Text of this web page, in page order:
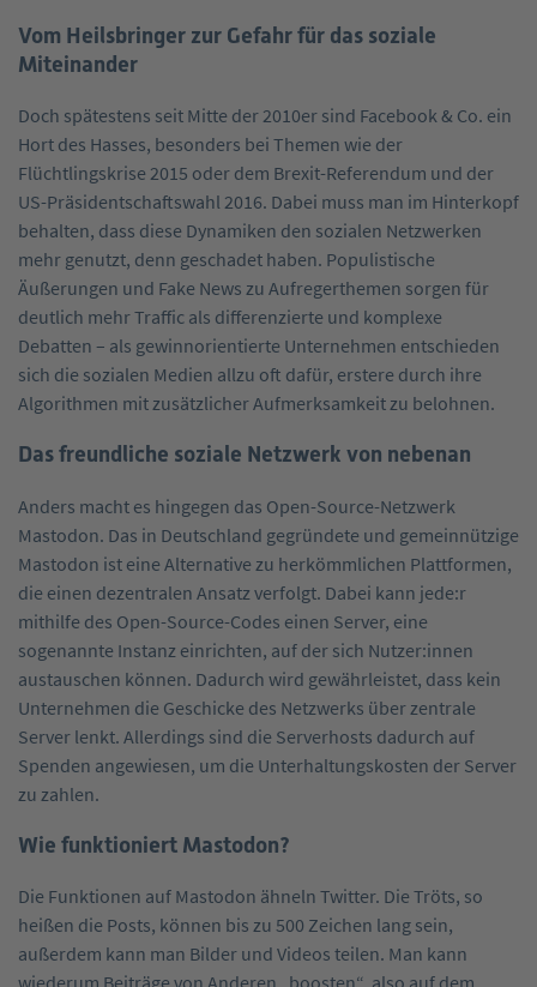
Vom Heilsbringer zur Gefahr für das soziale
Miteinander
Doch spätestens seit Mitte der 2010er sind Facebook & Co. ein
Hort des Hasses, besonders bei Themen wie der
Flüchtlingskrise 2015 oder dem Brexit-Referendum und der
US-Präsidentschaftswahl 2016. Dabei muss man im Hinterkopf
behalten, dass diese Dynamiken den sozialen Netzwerken
mehr genutzt, denn geschadet haben. Populistische
Äußerungen und Fake News zu Aufregerthemen sorgen für
deutlich mehr Traffic als differenzierte und komplexe
Debatten – als gewinnorientierte Unternehmen entschieden
sich die sozialen Medien allzu oft dafür, erstere durch ihre
Algorithmen mit zusätzlicher Aufmerksamkeit zu belohnen.
Das freundliche soziale Netzwerk von nebenan
Anders macht es hingegen das Open-Source-Netzwerk
Mastodon. Das in Deutschland gegründete und gemeinnützige
Mastodon ist eine Alternative zu herkömmlichen Plattformen,
die einen dezentralen Ansatz verfolgt. Dabei kann jede:r
mithilfe des Open-Source-Codes einen Server, eine
sogenannte Instanz einrichten, auf der sich Nutzer:innen
austauschen können. Dadurch wird gewährleistet, dass kein
Unternehmen die Geschicke des Netzwerks über zentrale
Server lenkt. Allerdings sind die Serverhosts dadurch auf
Spenden angewiesen, um die Unterhaltungskosten der Server
zu zahlen.
Wie funktioniert Mastodon?
Die Funktionen auf Mastodon ähneln Twitter. Die Tröts, so
heißen die Posts, können bis zu 500 Zeichen lang sein,
außerdem kann man Bilder und Videos teilen. Man kann